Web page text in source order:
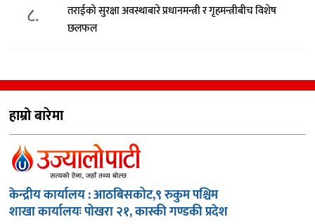
८.
तराईको सुरक्षा अवस्थाबारे प्रधानमन्त्री र गृहमन्त्रीबीच विशेष
छलफल
हाम्रो बारेमा
केन्द्रीय कार्यालय : आठबिसकोट,९ रुकुम पश्चिम
शाखा कार्यालयः पोखरा २१, कास्की गण्डकी प्रदेश